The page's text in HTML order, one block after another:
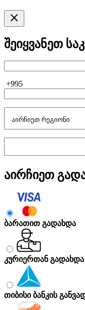
შეიყვანეთ
+995
აირჩიეთ
ბარათით გადახდა
კურიერთან გადახდა
თიბისი ბანკის